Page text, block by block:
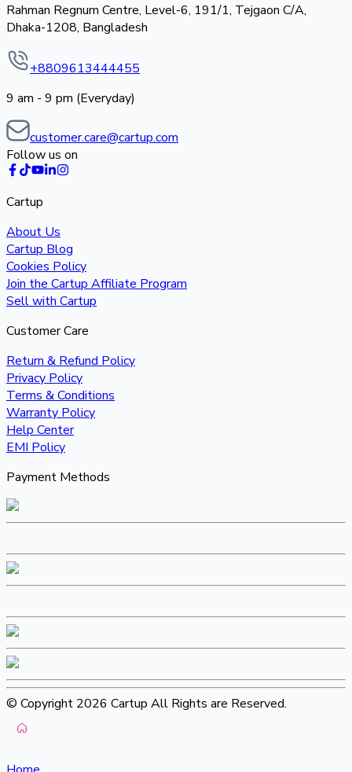
Rahman Regnum Centre, Level-6, 191/1, Tejgaon C/A,
Dhaka-1208, Bangladesh
+8809613444455
9 am - 9 pm (Everyday)
customer.care@cartup.com
Follow us on
Cartup
About Us
Cartup Blog
Cookies Policy
Join the Cartup Affiliate Program
Sell with Cartup
Customer Care
Return & Refund Policy
Privacy Policy
Terms & Conditions
Warranty Policy
Help Center
EMI Policy
Payment Methods
© Copyright 2026 Cartup All Rights are Reserved.